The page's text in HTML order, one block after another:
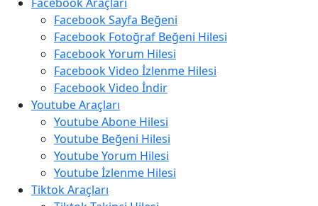
Facebook Sayfa Beğeni
Facebook Fotoğraf Beğeni Hilesi
Facebook Yorum Hilesi
Facebook Video İzlenme Hilesi
Facebook Video İndir
Youtube Araçları
Youtube Abone Hilesi
Youtube Beğeni Hilesi
Youtube Yorum Hilesi
Youtube İzlenme Hilesi
Tiktok Araçları